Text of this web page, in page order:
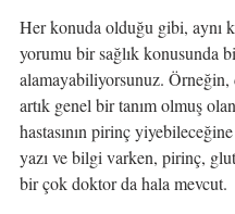
Her konuda olduğu gibi, aynı
yorumu bir sağlık konusunda
alamayabiliyorsunuz. Örneğin,
artık genel bir tanım olmuş
hastasının pirinç
yazı ve bilgi varken, pirinç,
bir çok doktor da hala mevcut.